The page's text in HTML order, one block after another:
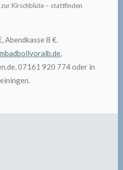
Kirschblüte – stattfinden
Abendkasse 8 €.
,
07161 920 774 oder in